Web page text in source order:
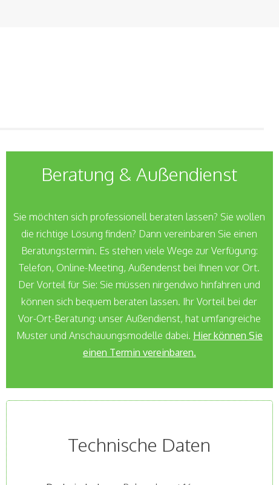
Beratung & Außendienst
Sie möchten sich professionell beraten lassen? Sie wollen
die richtige Lösung finden? Dann vereinbaren Sie einen
Beratungstermin. Es stehen viele Wege zur Verfügung:
Telefon, Online-Meeting, Außendenst bei Ihnen vor Ort.
Der Vorteil für Sie: Sie müssen nirgendwo hinfahren und
können sich bequem beraten lassen. Ihr Vorteil bei der
Vor-Ort-Beratung: unser Außendienst, hat umfangreiche
Muster und Anschauungsmodelle dabei. Hier können Sie
einen Termin vereinbaren.
Technische Daten